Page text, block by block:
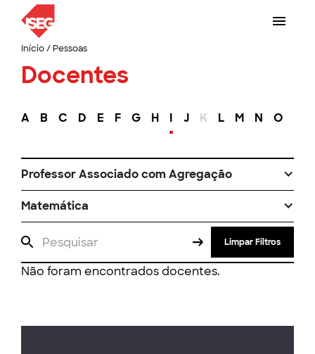
Início/ Pessoas
Docentes
A B C D E F G H I J K L M N O
Professor Associado com Agregação
Matemática
Limpar Filtros
Não foram encontrados docentes.